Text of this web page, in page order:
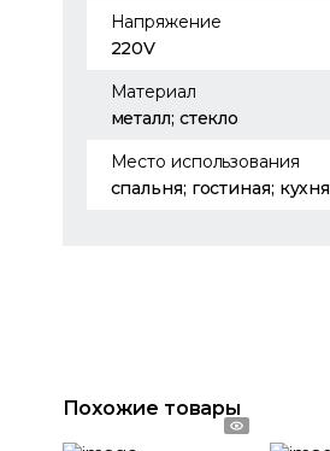
Напряжение
220V
Материал
металл; стекло
Место использования
спальня; гостиная; кухня
Похожие товары